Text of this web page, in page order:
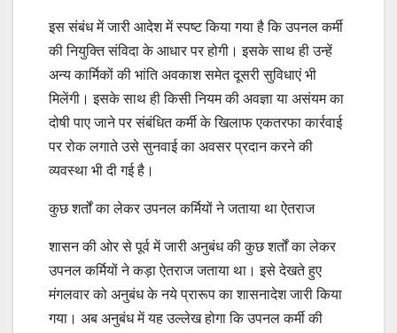
इस संबंध में जारी आदेश में स्पष्ट किया गया है कि उपनल कर्मी
की नियुक्ति संविदा के आधार पर होगी। इसके साथ ही उन्हें
अन्य कार्मिकों की भांति अवकाश समेत दूसरी सुविधाएं भी
मिलेंगी। इसके साथ ही किसी नियम की अवज्ञा या असंयम का
दोषी पाए जाने पर संबंधित कर्मी के खिलाफ एकतरफा कार्रवाई
पर रोक लगाते उसे सुनवाई का अवसर प्रदान करने की
व्यवस्था भी दी गई है।
कुछ शर्तों का लेकर उपनल कर्मियों ने जताया था ऐतराज
शासन की ओर से पूर्व में जारी अनुबंध की कुछ शर्तों का लेकर
उपनल कर्मियों ने कड़ा ऐतराज जताया था। इसे देखते हुए
मंगलवार को अनुबंध के नये प्रारूप का शासनादेश जारी किया
गया। अब अनुबंध में यह उल्लेख होगा कि उपनल कर्मी की